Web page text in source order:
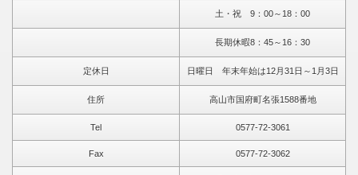
土・祝 9：00～18：00
長期休暇8：45～16：30
定休日 日曜日 年末年始は12月31日～1月3日
住所 高山市国府町名張1588番地
Tel 0577-72-3061
Fax 0577-72-3062